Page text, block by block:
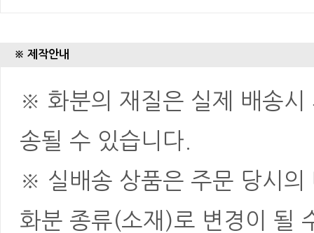
※ 제작안내
※ 화분의 재질은 실제 배송시
송될 수 있습니다.
※ 실배송 상품은 주문 당시의
화분 종류(소재)로 변경이 될